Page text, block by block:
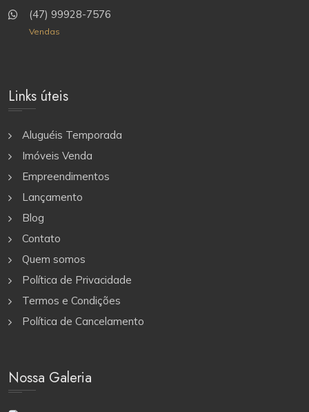
(47) 99928-7576
Vendas
Links úteis
Aluguéis Temporada
Imóveis Venda
Empreendimentos
Lançamento
Blog
Contato
Quem somos
Política de Privacidade
Termos e Condições
Política de Cancelamento
Nossa Galeria